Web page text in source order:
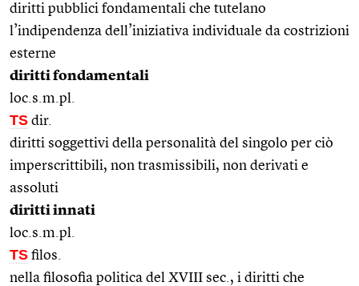
diritti pubblici fondamentali che tutelano
l’indipendenza dell’iniziativa individuale da costrizioni
esterne
diritti fondamentali
loc.s.m.pl.
TS dir.
diritti soggettivi della personalità del singolo per ciò
imperscrittibili, non trasmissibili, non derivati e
assoluti
diritti innati
loc.s.m.pl.
TS filos.
nella filosofia politica del XVIII sec., i diritti che